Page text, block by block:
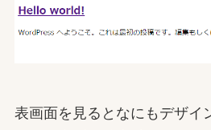
表画面を見るとなにもデザイ